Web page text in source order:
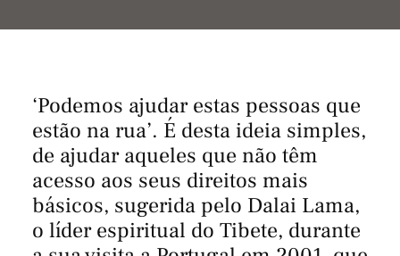
‘Podemos ajudar estas pessoas que
estão na rua’. É desta ideia simples,
de ajudar aqueles que não têm
acesso aos seus direitos mais
básicos, sugerida pelo Dalai Lama,
o líder espiritual do Tibete, durante